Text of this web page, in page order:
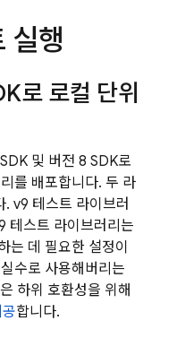
실행
로 로컬 단위
및 버전 8 SDK로
를 배포합니다. 두 라
v9 테스트 라이브러
테스트 라이브러리는
는 데 필요한 설정이
수로 사용해버리는
하위 호환성을 위해
합니다.